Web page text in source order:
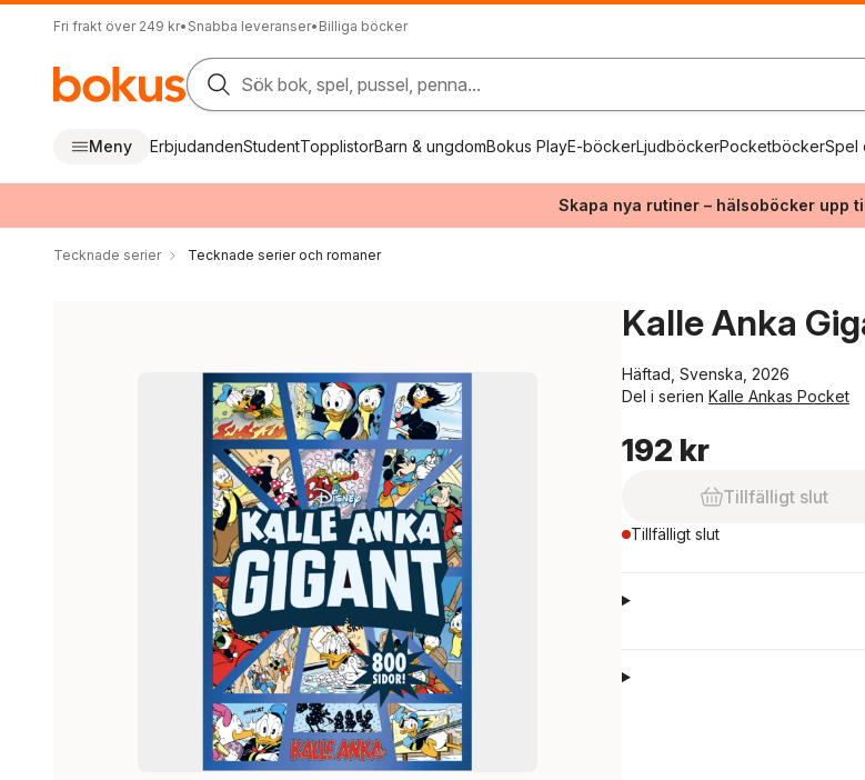
Fri frakt över 249 kr• Snabba leveranser• Billiga böcker
Sök bok, spel, pussel, penna...
Meny ErbjudandenStudentTopplistorBarn & ungdomBokus PlayE-böckerLjudböckerPocketböckerSpel
Skapa nya rutiner – hälsoböcker upp
Tecknade serier Tecknade serier och romaner
Kalle Anka
Häftad, Svenska, 2026
Del i serien Kalle Ankas Pocket
192 kr
Tillfälligt slut
Tillfälligt slut